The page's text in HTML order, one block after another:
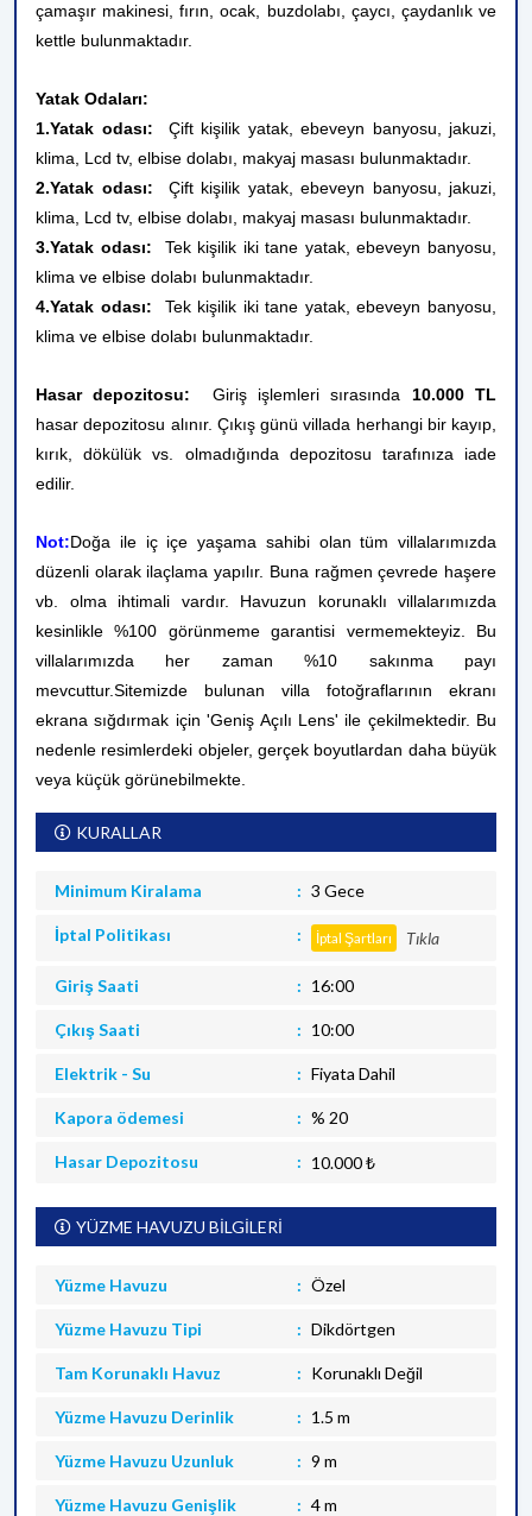
çamaşır makinesi, fırın, ocak, buzdolabı, çaycı, çaydanlık ve
kettle bulunmaktadır.
Yatak Odaları:
1.Yatak odası:
Çift kişilik yatak, ebeveyn banyosu, jakuzi,
klima, Lcd tv, elbise dolabı, makyaj masası bulunmaktadır.
2.Yatak odası:
Çift kişilik yatak, ebeveyn banyosu, jakuzi,
klima, Lcd tv, elbise dolabı, makyaj masası bulunmaktadır.
3.Yatak odası:
Tek kişilik iki tane yatak, ebeveyn banyosu,
klima ve elbise dolabı bulunmaktadır.
4.Yatak odası:
Tek kişilik iki tane yatak, ebeveyn banyosu,
klima ve elbise dolabı bulunmaktadır.
Hasar depozitosu: Giriş işlemleri sırasında 10.000 TL
hasar depozitosu alınır. Çıkış günü villada herhangi bir kayıp,
kırık, dökülük vs. olmadığında depozitosu tarafınıza iade
edilir.
Not:Doğa ile iç içe yaşama sahibi olan tüm villalarımızda
düzenli olarak ilaçlama yapılır. Buna rağmen çevrede haşere
vb. olma ihtimali vardır. Havuzun korunaklı villalarımızda
kesinlikle %100 görünmeme garantisi vermemekteyiz. Bu
villalarımızda her zaman %10 sakınma payı
mevcuttur.Sitemizde bulunan villa fotoğraflarının ekranı
ekrana sığdırmak için 'Geniş Açılı Lens' ile çekilmektedir. Bu
nedenle resimlerdeki objeler, gerçek boyutlardan daha büyük
veya küçük görünebilmekte.
KURALLAR
Minimum Kiralama 3 Gece
İptal Politikası İptal Şartları Tıkla
Giriş Saati 16:00
Çıkış Saati 10:00
Elektrik - Su Fiyata Dahil
Kapora ödemesi % 20
Hasar Depozitosu 10.000 ₺
YÜZME HAVUZU BİLGİLERİ
Yüzme Havuzu Özel
Yüzme Havuzu Tipi Dikdörtgen
Tam Korunaklı Havuz Korunaklı Değil
Yüzme Havuzu Derinlik 1.5 m
Yüzme Havuzu Uzunluk 9 m
Yüzme Havuzu Genişlik 4 m